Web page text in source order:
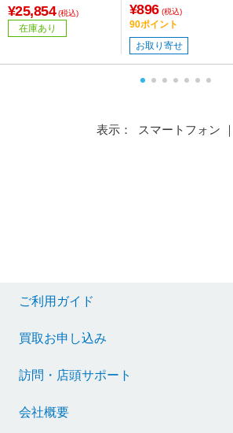
［ワイヤレス（Blueto
oth＋USB-C） /両耳 /
イヤホンタイプ］
¥25,854 (税込)
在庫あり
¥896 (税込)
90ポイント
お取り寄せ
表示： スマートフォン ｜
ご利用ガイド
買取お申し込み
訪問・店頭サポート
会社概要